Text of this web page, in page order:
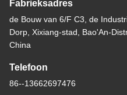
Fabrieksadres
de Bouw van 6/F C3, de
Dorp, Xixiang-stad, Bao'An-
China
Telefoon
86--13662697476